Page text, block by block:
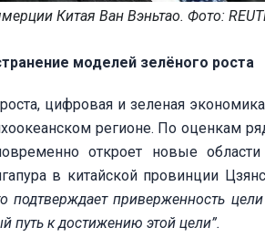
Китая Ван Вэньтао. Фото:
моделей зелёного роста
цифровая и зеленая
регионе. По оценкам
откроет новые
в китайской провинции
подтверждает приверженность
путь к достижению этой цели”.